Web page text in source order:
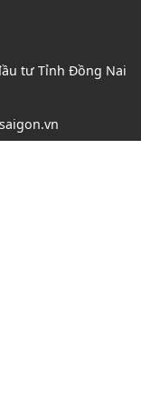
tư Tỉnh Đồng Nai